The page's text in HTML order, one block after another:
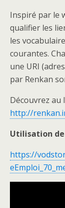
Inspiré par le
qualifier les
les
courantes.
une URI
par Renkan
Découvrez au
http://
Utilisation de
https://